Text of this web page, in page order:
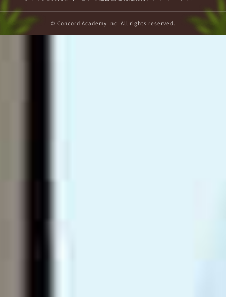
© Concord Academy Inc. All rights reserved.